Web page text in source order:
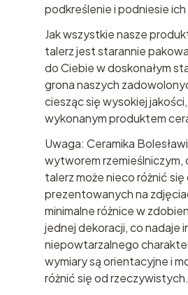
podkreślenie i podniesie
Jak wszystkie nasze
talerz jest starannie
do Ciebie w doskonałym
grona naszych
ciesząc się wysokiej
wykonanym produktem
Uwaga: Ceramika
wytworem rzemieślniczym,
talerz może nieco różnić się
prezentowanych na
minimalne różnice w
jednej dekoracji, co nadaje
niepowtarzalnego
wymiary są orientacyjne i
różnić się od rzeczywistych.